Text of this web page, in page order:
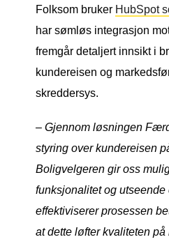
Folksom bruker HubSpot
har sømløs integrasjon
fremgår detaljert innsikt i
kundereisen og
skreddersys.
– Gjennom løsningen
styring over kundereisen
Boligvelgeren gir oss
funksjonalitet og utseende
effektiviserer prosessen
at dette løfter kvaliteten